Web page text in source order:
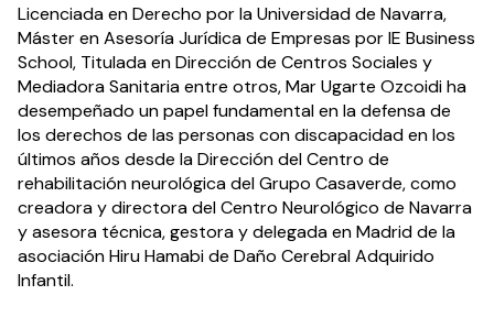
Licenciada en Derecho por la Universidad de Navarra,
Máster en Asesoría Jurídica de Empresas por IE Business
School, Titulada en Dirección de Centros Sociales y
Mediadora Sanitaria entre otros, Mar Ugarte Ozcoidi ha
desempeñado un papel fundamental en la defensa de
los derechos de las personas con discapacidad en los
últimos años desde la Dirección del Centro de
rehabilitación neurológica del Grupo Casaverde, como
creadora y directora del Centro Neurológico de Navarra
y asesora técnica, gestora y delegada en Madrid de la
asociación Hiru Hamabi de Daño Cerebral Adquirido
Infantil.